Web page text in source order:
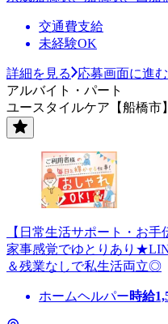
交通費支給
未経験OK
詳細を見る
応募画面に進む
アルバイト・パート
ユースタイルケア【船橋市
【日常生活サポート・お手
家事感覚でゆとりあり
＆残業なしで私生活両立◎
ホームヘルパー時給